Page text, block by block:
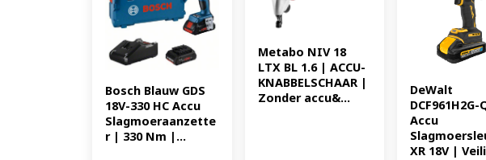
Bosch Blauw GDS
18V-330 HC Accu
Slagmoeraanzette
r | 330 Nm |...
Metabo NIV 18
LTX BL 1.6 | ACCU-
KNABBELSCHAAR |
Zonder accu&...
DeWalt
DCF961H2G-
Accu
XR 18V |